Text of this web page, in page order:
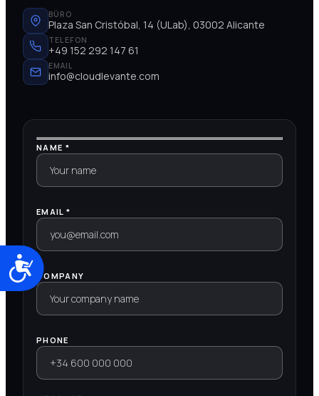
Accesibilidad
BÜRO
Plaza San Cristóbal, 14 (ULab), 03002 Alicante
TELEFON
+49 152 292 147 61
EMAIL
info@cloudlevante.com
NAME *
EMAIL *
COMPANY
PHONE